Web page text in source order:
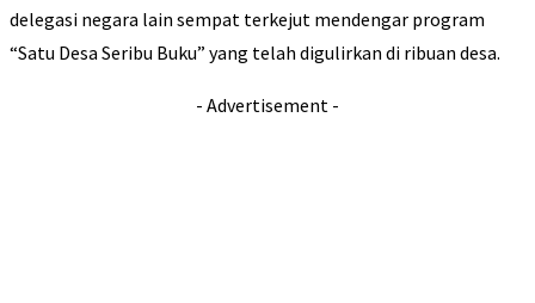
delegasi negara lain sempat terkejut mendengar program
“Satu Desa Seribu Buku” yang telah digulirkan di ribuan desa.
- Advertisement -